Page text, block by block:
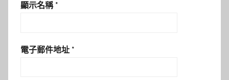
顯示名稱 *
電子郵件地址 *